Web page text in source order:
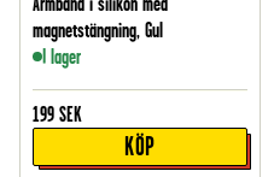
magnetstängning, Gul
I lager
199 SEK
KÖP